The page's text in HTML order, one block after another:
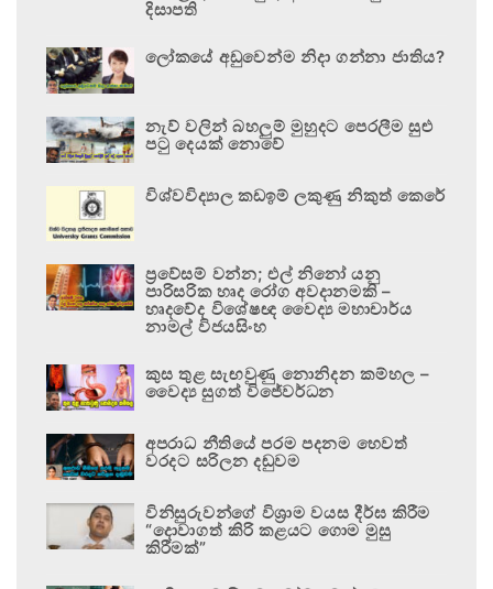
දිසාපති
ලෝකයේ අඩුවෙන්ම නිදා ගන්නා ජාතිය?
නැව් වලින් බහලුම් මුහුදට පෙරලීම සුළු
පටු දෙයක් නොවේ
විශ්වවිද්‍යාල කඩඉම් ලකුණු නිකුත් කෙරේ
ප්‍රවේසම් වන්න; එල් නිනෝ යනු
පාරිසරික හෘද රෝග අවදානමකි –
හෘදවේද විශේෂඥ වෛද්‍ය මහාචාර්ය
නාමල් විජයසිංහ
කුස තුළ සැඟවුණු නොනිදන කම්හල –
වෛද්‍ය සුගත් විජේවර්ධන
අපරාධ නීතියේ පරම පදනම හෙවත්
වරදට සරිලන දඬුවම
විනිසුරුවන්ගේ විශ්‍රාම වයස දීර්ඝ කිරීම
“දොවාගත් කිරි කළයට ගොම මුසු
කිරීමක්”